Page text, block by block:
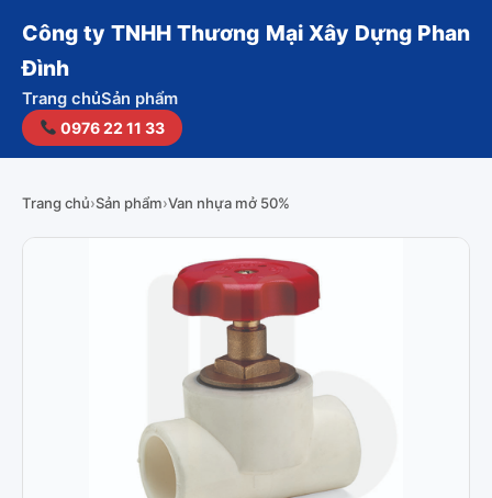
Công ty TNHH Thương Mại Xây Dựng Phan
Đình
Trang chủSản phẩm
0976 22 11 33
Trang chủ›Sản phẩm›Van nhựa mở 50%